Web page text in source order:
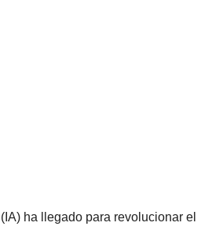
ha llegado para revolucionar el